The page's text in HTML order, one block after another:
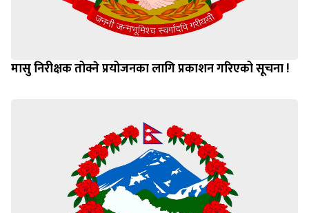
मासु निरीक्षक तोक्ने प्रयोजनका लागि प्रकाशन गरिएको सूचना !